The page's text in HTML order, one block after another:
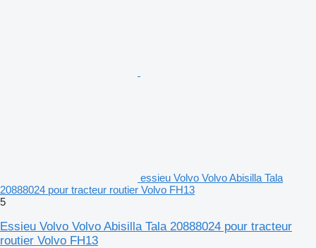
essieu Volvo Volvo Abisilla Tala
20888024 pour tracteur routier Volvo FH13
5
Essieu Volvo Volvo Abisilla Tala 20888024 pour tracteur
routier Volvo FH13